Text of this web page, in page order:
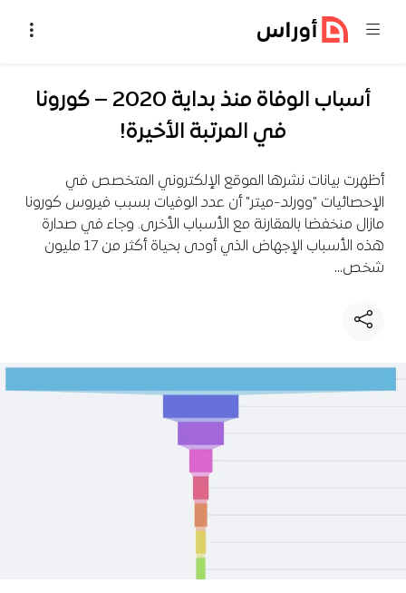
أسباب الوفاة منذ بداية 2020 – كورونا
في المرتبة الأخيرة!
أظهرت بيانات نشرها الموقع الإلكتروني المتخصص في
الإحصائيات "وورلد-ميتر" أن عدد الوفيات بسبب فيروس كورونا
مازال منخفضا بالمقارنة مع الأسباب الأخرى. وجاء في صدارة
هذه الأسباب الإجهاض الذي أودى بحياة أكثر من 17 مليون
شخص…